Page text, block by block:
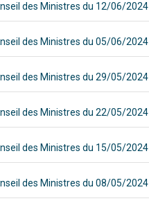
des Ministres du 12/06/2024
des Ministres du 05/06/2024
des Ministres du 29/05/2024
des Ministres du 22/05/2024
des Ministres du 15/05/2024
des Ministres du 08/05/2024